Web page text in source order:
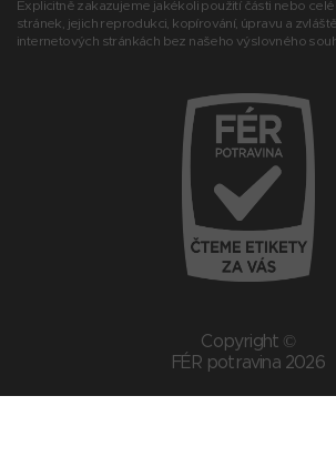
Explicitně zakazujeme jakékoli použití části nebo
stránek, jejich reprodukci, kopírování, úpravu a
internetových stránkách bez našeho výslovného
Copyright ©
FÉR potravina 2026